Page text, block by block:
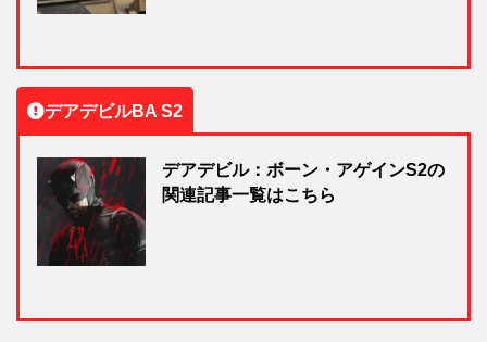
デアデビルBA S2
デアデビル：ボーン・アゲインS2の
関連記事一覧はこちら